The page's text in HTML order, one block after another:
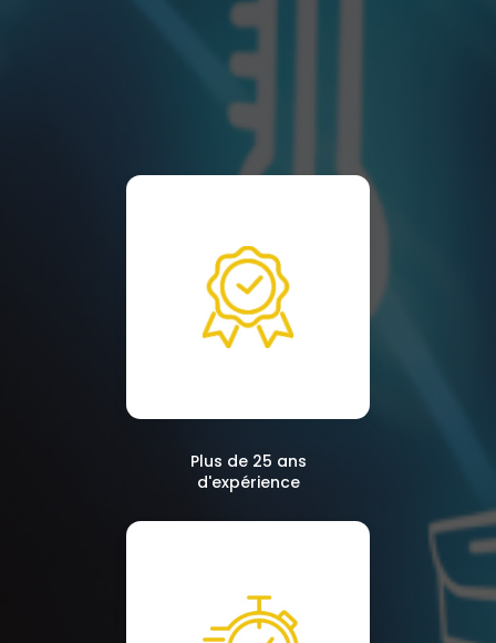
Plus de 25 ans
d'expérience